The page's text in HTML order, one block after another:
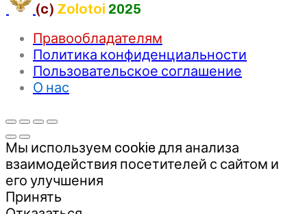
(c) Zolotoi 2025
Правообладателям
Политика конфиденциальности
Пользовательское соглашение
О нас
Мы используем cookie для анализа
взаимодействия посетителей с сайтом и
его улучшения
Принять